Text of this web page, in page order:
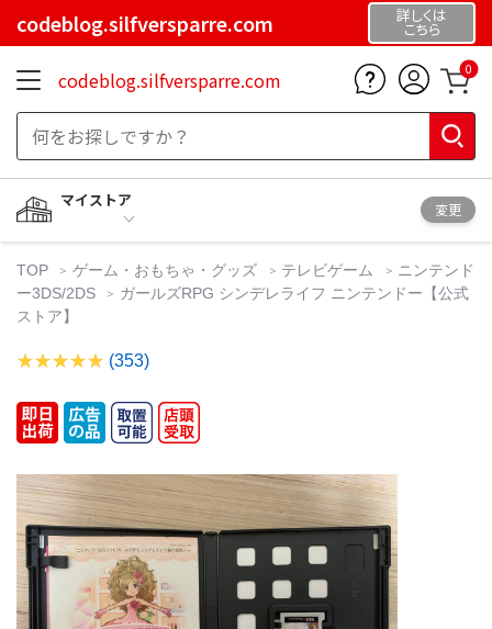
codeblog.silfversparre.com 詳しくは
こちら
codeblog.silfversparre.com 0
マイストア
変更
TOP ゲーム・おもちゃ・グッズ テレビゲーム
ニンテンド
ー3DS/2DS
ガールズRPG シンデレライフ ニンテンドー【公式
ストア】
(353)